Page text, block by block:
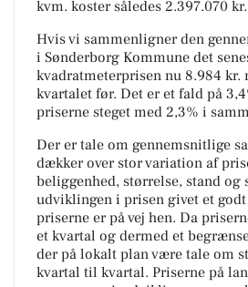
kvm. koster således 2.397.070
Hvis vi sammenligner den
i Sønderborg Kommune det
kvadratmeterprisen nu 8.984 kr.
kvartalet før. Det er et fald på
priserne steget med 2,3% i
Der er tale om gennemsnitlige
dækker over stor variation af
beliggenhed, størrelse, stand og
udviklingen i prisen givet et
priserne er på vej hen. Da
et kvartal og dermed et
der på lokalt plan være tale om
kvartal til kvartal. Priserne på